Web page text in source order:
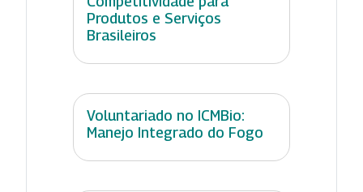
Produtos e Serviços
Brasileiros
Voluntariado no ICMBio:
Manejo Integrado do Fogo